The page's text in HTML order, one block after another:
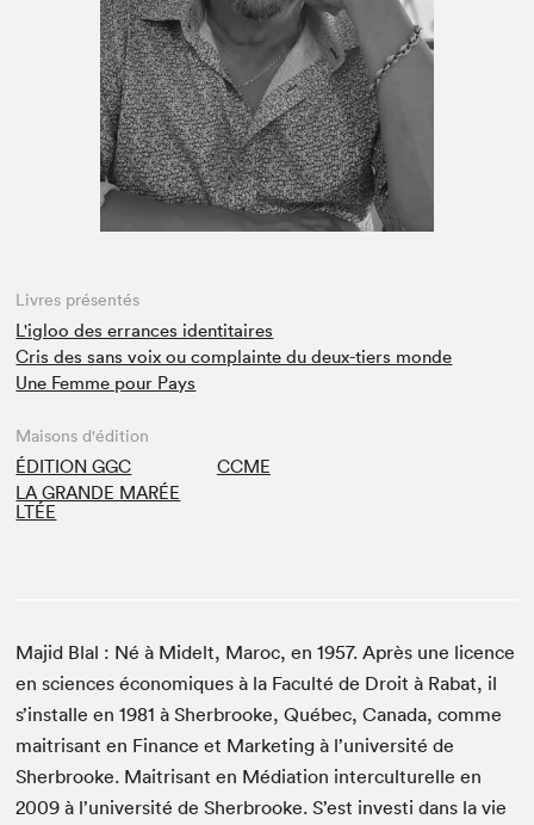
Espace enseignant·e·s
Espace pro
Livres présentés
L'igloo des errances identitaires
Cris des sans voix ou complainte du deux-tiers monde
Une Femme pour Pays
Maisons d'édition
ÉDITION GGC
CCME
LA GRANDE MARÉE
LTÉE
Majid Blal : Né à Midelt, Maroc, en 1957. Après une licence
en sciences économiques à la Faculté de Droit à Rabat, il
s’installe en 1981 à Sherbrooke, Québec, Canada, comme
maitrisant en Finance et Marketing à l’université de
Sherbrooke. Maitrisant en Médiation interculturelle en
2009 à l’université de Sherbrooke. S’est investi dans la vie